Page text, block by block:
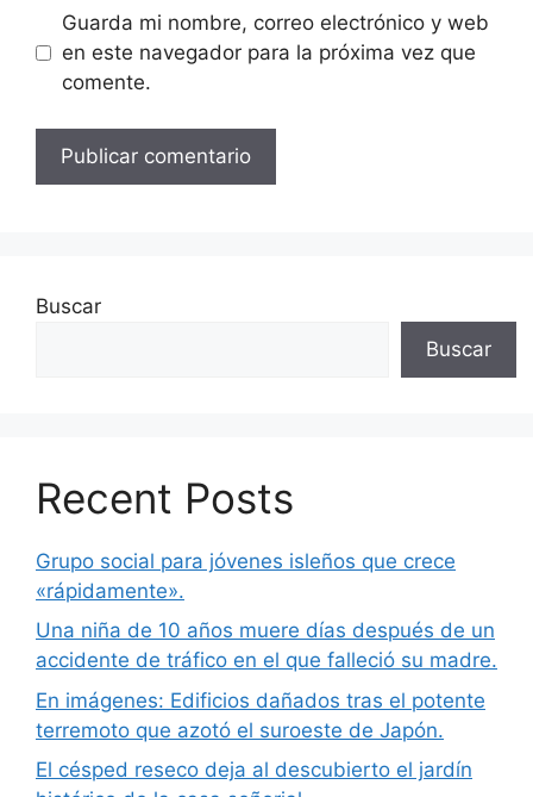
Guarda mi nombre, correo electrónico y web
en este navegador para la próxima vez que
comente.
Buscar
Buscar
Recent Posts
Grupo social para jóvenes isleños que crece
«rápidamente».
Una niña de 10 años muere días después de un
accidente de tráfico en el que falleció su madre.
En imágenes: Edificios dañados tras el potente
terremoto que azotó el suroeste de Japón.
El césped reseco deja al descubierto el jardín